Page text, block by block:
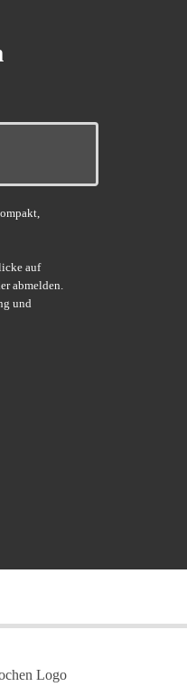
auf
abmelden.
und